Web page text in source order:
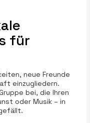
für
neue Freunde
einzugliedern.
bei, die Ihren
oder Musik – in